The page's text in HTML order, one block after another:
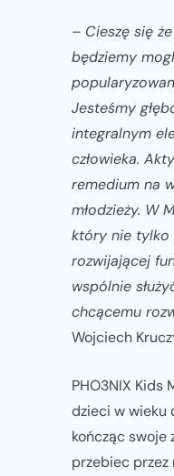
– Cieszę się
będziemy
Jesteśmy
integralnym
człowieka.
remedium na
młodzieży. W
który nie tylko
rozwijającej
wspólnie
chcącemu
Wojciech
PHO3NIX
dzieci w wieku
kończąc swoje
przebiec